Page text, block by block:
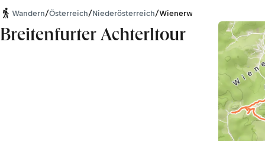
Wandern/Österreich/Niederösterreich/Wienerwald
Breitenfurter Achterltour